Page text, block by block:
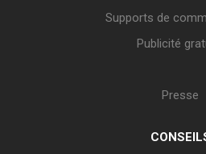
Supports de
Publicité
Presse